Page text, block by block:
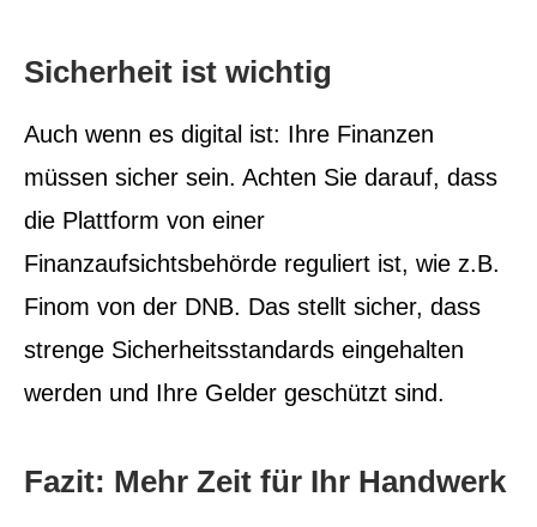
Sicherheit ist wichtig
Auch wenn es digital ist: Ihre Finanzen
müssen sicher sein. Achten Sie darauf, dass
die Plattform von einer
Finanzaufsichtsbehörde reguliert ist, wie z.B.
Finom von der DNB. Das stellt sicher, dass
strenge Sicherheitsstandards eingehalten
werden und Ihre Gelder geschützt sind.
Fazit: Mehr Zeit für Ihr Handwerk